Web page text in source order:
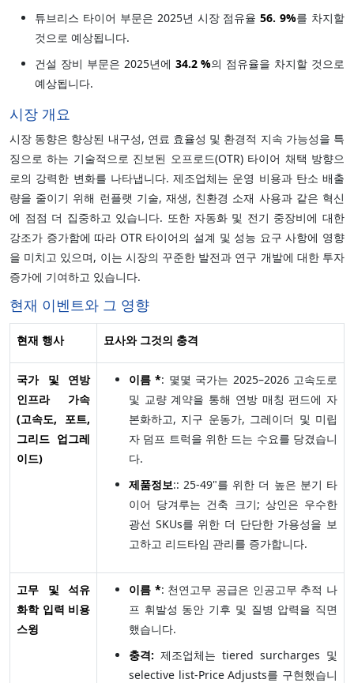
튜브리스 타이어 부문은 2025년 시장 점유율56.9%를 차지할
것으로 예상됩니다.
건설 장비 부문은 2025년에 34.2 %의 점유율을 차지할 것으로
예상됩니다.
시장 개요
시장 동향은 향상된 내구성, 연료 효율성 및 환경적 지속 가능성을 특
징으로 하는 기술적으로 진보된 오프로드(OTR) 타이어 채택 방향으
로의 강력한 변화를 나타냅니다. 제조업체는 운영 비용과 탄소 배출
량을 줄이기 위해 런플랫 기술, 재생, 친환경 소재 사용과 같은 혁신
에 점점 더 집중하고 있습니다. 또한 자동화 및 전기 중장비에 대한
강조가 증가함에 따라 OTR 타이어의 설계 및 성능 요구 사항에 영향
을 미치고 있으며, 이는 시장의 꾸준한 발전과 연구 개발에 대한 투자
증가에 기여하고 있습니다.
현재 이벤트와 그 영향
현재 행사 묘사와 그것의 충격
국가 및 연방
인프라 가속
(고속도, 포트,
그리드 업그레
이드)
이름 *: 몇몇 국가는 2025–2026 고속도로
및 교량 계약을 통해 연방 매칭 펀드에 자
본화하고, 지구 운동가, 그레이더 및 미립
자 덤프 트럭을 위한 드는 수요를 당겼습니
다.
제품정보:: 25-49"를 위한 더 높은 분기 타
이어 당겨루는 건축 크기; 상인은 우수한
광선 SKUs를 위한 더 단단한 가용성을 보
고하고 리드타임 관리를 증가합니다.
고무 및 석유
화학 입력 비용
스윙
이름 *: 천연고무 공급은 인공고무 추적 나
프 휘발성 동안 기후 및 질병 압력을 직면
했습니다.
충격: 제조업체는 tiered surcharges 및
selective list-Price Adjusts를 구현했습니